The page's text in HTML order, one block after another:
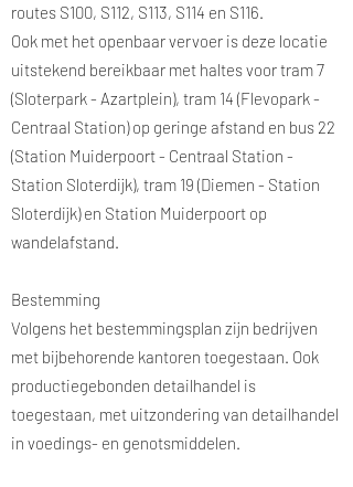
routes S100, S112, S113, S114 en S116.
Ook met het openbaar vervoer is deze locatie
uitstekend bereikbaar met haltes voor tram 7
(Sloterpark - Azartplein), tram 14 (Flevopark -
Centraal Station) op geringe afstand en bus 22
(Station Muiderpoort - Centraal Station -
Station Sloterdijk), tram 19 (Diemen - Station
Sloterdijk) en Station Muiderpoort op
wandelafstand.
Bestemming
Volgens het bestemmingsplan zijn bedrijven
met bijbehorende kantoren toegestaan. Ook
productiegebonden detailhandel is
toegestaan, met uitzondering van detailhandel
in voedings- en genotsmiddelen.